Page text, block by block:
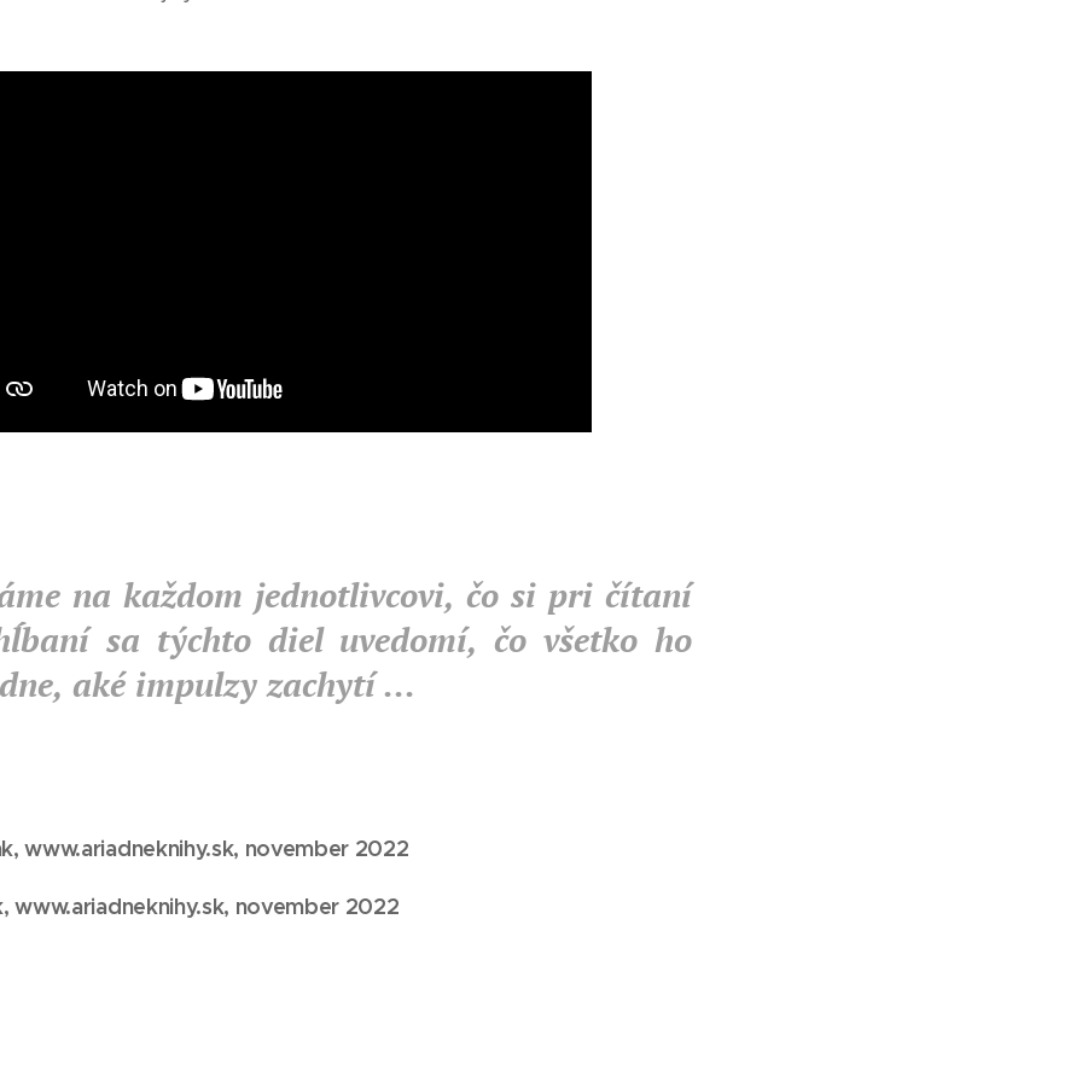
na každom jednotlivcovi, čo si pri čítaní
sa týchto diel uvedomí, čo všetko ho
aké impulzy zachytí ...
www.ariadneknihy.sk, november 2022
www.ariadneknihy.sk, november 2022